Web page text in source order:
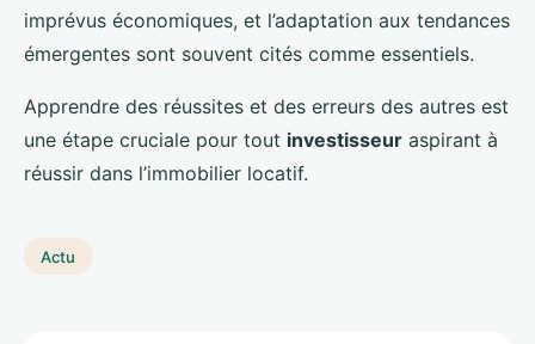
imprévus économiques, et l’adaptation aux tendances
émergentes sont souvent cités comme essentiels.
Apprendre des réussites et des erreurs des autres est
une étape cruciale pour tout investisseur aspirant à
réussir dans l’immobilier locatif.
Actu